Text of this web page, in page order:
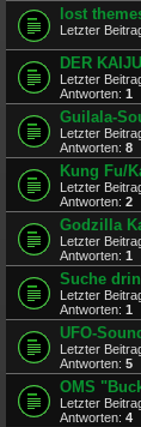
lost
Letzter
DER
Letzter
Antworten: 1
Guilala-
Letzter
Antworten: 8
Kung Fu/
Letzter
Antworten: 2
Godzilla
Letzter
Antworten: 1
Suche
Letzter
Antworten: 1
UFO-
Letzter
Antworten: 5
OMS
Letzter
Antworten: 4